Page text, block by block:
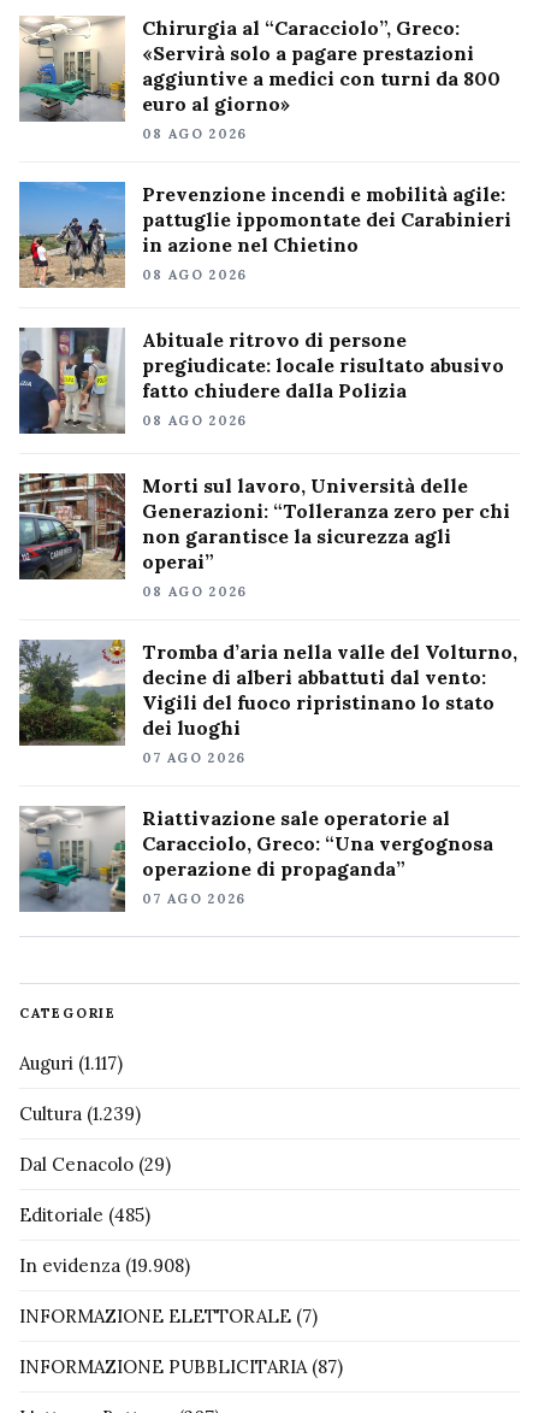
Chirurgia al “Caracciolo”, Greco:
«Servirà solo a pagare prestazioni
aggiuntive a medici con turni da 800
euro al giorno»
08 AGO 2026
Prevenzione incendi e mobilità agile:
pattuglie ippomontate dei Carabinieri
in azione nel Chietino
08 AGO 2026
Abituale ritrovo di persone
pregiudicate: locale risultato abusivo
fatto chiudere dalla Polizia
08 AGO 2026
Morti sul lavoro, Università delle
Generazioni: “Tolleranza zero per chi
non garantisce la sicurezza agli
operai”
08 AGO 2026
Tromba d’aria nella valle del Volturno,
decine di alberi abbattuti dal vento:
Vigili del fuoco ripristinano lo stato
dei luoghi
07 AGO 2026
Riattivazione sale operatorie al
Caracciolo, Greco: “Una vergognosa
operazione di propaganda”
07 AGO 2026
CATEGORIE
Auguri (1.117)
Cultura (1.239)
Dal Cenacolo (29)
Editoriale (485)
In evidenza (19.908)
INFORMAZIONE ELETTORALE (7)
INFORMAZIONE PUBBLICITARIA(87)